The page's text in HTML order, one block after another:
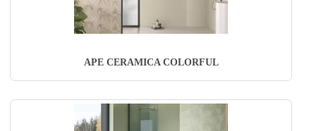
APE CERAMICA COLORFUL